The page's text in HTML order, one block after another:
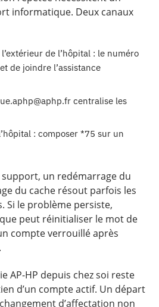
informatique. Deux canaux
de l’hôpital : le numéro
de joindre l’assistance
centralise les
: composer *75 sur un
un redémarrage du
du cache résout parfois les
Si le problème persiste,
peut réinitialiser le mot de
compte verrouillé après
AP-HP depuis chez soi reste
d’un compte actif. Un départ
d’affectation non